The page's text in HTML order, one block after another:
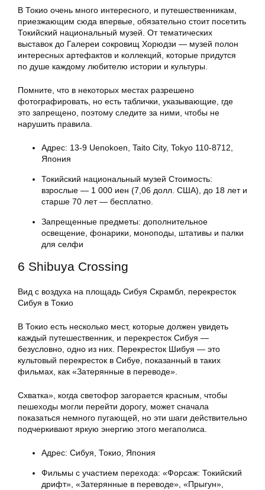
В Токио очень много интересного, и путешественникам,
приезжающим сюда впервые, обязательно стоит посетить
Токийский национальный музей. От тематических
выставок до Галереи сокровищ Хорюдзи — музей полон
интересных артефактов и коллекций, которые придутся
по душе каждому любителю истории и культуры.
Помните, что в некоторых местах разрешено
фотографировать, но есть таблички, указывающие, где
это запрещено, поэтому следите за ними, чтобы не
нарушить правила.
Адрес: 13-9 Uenokoen, Taito City, Tokyo 110-8712,
Япония
Токийский национальный музей Стоимость:
взрослые — 1 000 иен (7,06 долл. США), до 18 лет и
старше 70 лет — бесплатно.
Запрещенные предметы: дополнительное
освещение, фонарики, моноподы, штативы и палки
для селфи
6 Shibuya Crossing
Вид с воздуха на площадь Сибуя Скрамбл, перекресток
Сибуя в Токио
В Токио есть несколько мест, которые должен увидеть
каждый путешественник, и перекресток Сибуя —
безусловно, одно из них. Перекресток Шибуя — это
культовый перекресток в Сибуе, показанный в таких
фильмах, как «Затерянные в переводе».
Схватка», когда светофор загорается красным, чтобы
пешеходы могли перейти дорогу, может сначала
показаться немного пугающей, но эти шаги действительно
подчеркивают яркую энергию этого мегаполиса.
Адрес: Сибуя, Токио, Япония
Фильмы с участием перехода: «Форсаж: Токийский
дрифт», «Затерянные в переводе», «Прыгун»,